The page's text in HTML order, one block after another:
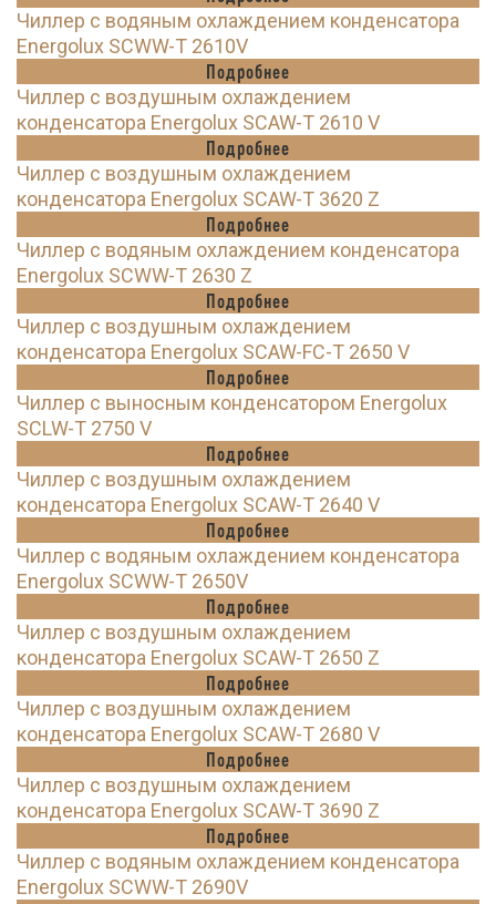
Чиллер с водяным охлаждением конденсатора
Energolux SCWW-T 2610V
Подробнее
Чиллер с воздушным охлаждением
конденсатора Energolux SCAW-T 2610 V
Подробнее
Чиллер с воздушным охлаждением
конденсатора Energolux SCAW-T 3620 Z
Подробнее
Чиллер с водяным охлаждением конденсатора
Energolux SCWW-T 2630 Z
Подробнее
Чиллер с воздушным охлаждением
конденсатора Energolux SCAW-FC-T 2650 V
Подробнее
Чиллер с выносным конденсатором Energolux
SCLW-T 2750 V
Подробнее
Чиллер с воздушным охлаждением
конденсатора Energolux SCAW-T 2640 V
Подробнее
Чиллер с водяным охлаждением конденсатора
Energolux SCWW-T 2650V
Подробнее
Чиллер с воздушным охлаждением
конденсатора Energolux SCAW-T 2650 Z
Подробнее
Чиллер с воздушным охлаждением
конденсатора Energolux SCAW-T 2680 V
Подробнее
Чиллер с воздушным охлаждением
конденсатора Energolux SCAW-T 3690 Z
Подробнее
Чиллер с водяным охлаждением конденсатора
Energolux SCWW-T 2690V